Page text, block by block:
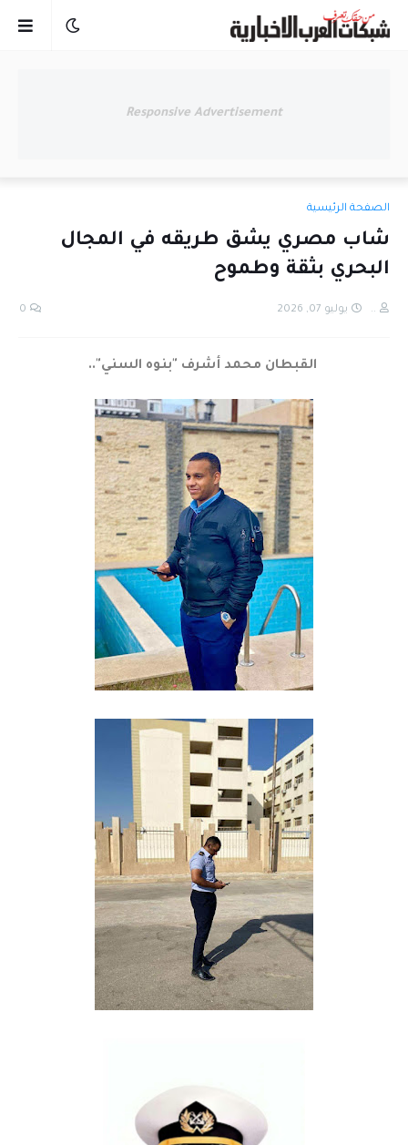
Responsive Advertisement
الصفحة الرئيسية
شاب مصري يشق طريقه في المجال
البحري بثقة وطموح
.. يوليو 07, 2026 0
القبطان محمد أشرف "بنوه السني"..